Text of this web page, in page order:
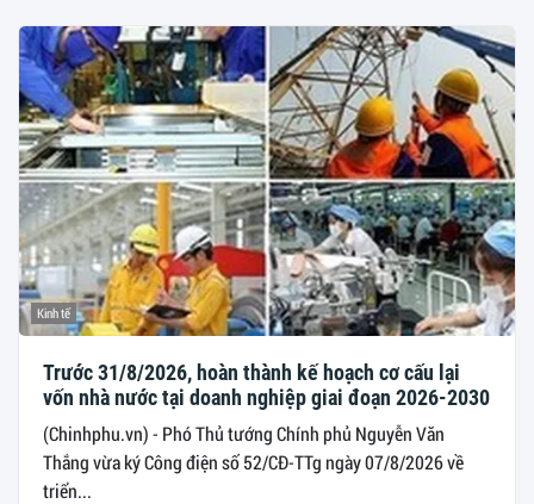
Kinh tế
Trước 31/8/2026, hoàn thành kế hoạch cơ cấu lại
vốn nhà nước tại doanh nghiệp giai đoạn 2026-2030
(Chinhphu.vn) - Phó Thủ tướng Chính phủ Nguyễn Văn
Thắng vừa ký Công điện số 52/CĐ-TTg ngày 07/8/2026 về
triển...